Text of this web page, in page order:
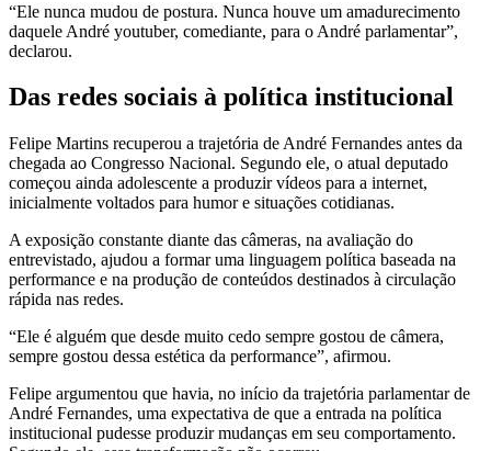
“Ele nunca mudou de postura. Nunca houve um amadurecimento
daquele André youtuber, comediante, para o André parlamentar”,
declarou.
Das redes sociais à política institucional
Felipe Martins recuperou a trajetória de André Fernandes antes da
chegada ao Congresso Nacional. Segundo ele, o atual deputado
começou ainda adolescente a produzir vídeos para a internet,
inicialmente voltados para humor e situações cotidianas.
A exposição constante diante das câmeras, na avaliação do
entrevistado, ajudou a formar uma linguagem política baseada na
performance e na produção de conteúdos destinados à circulação
rápida nas redes.
“Ele é alguém que desde muito cedo sempre gostou de câmera,
sempre gostou dessa estética da performance”, afirmou.
Felipe argumentou que havia, no início da trajetória parlamentar de
André Fernandes, uma expectativa de que a entrada na política
institucional pudesse produzir mudanças em seu comportamento.